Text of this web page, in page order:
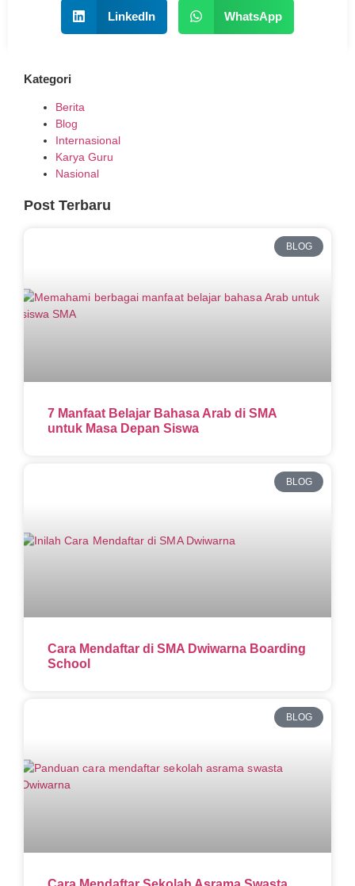
LinkedIn WhatsApp
Kategori
Berita
Blog
Internasional
Karya Guru
Nasional
Post Terbaru
BLOG
7 Manfaat Belajar Bahasa Arab di SMA
untuk Masa Depan Siswa
BLOG
Cara Mendaftar di SMA Dwiwarna Boarding
School
BLOG